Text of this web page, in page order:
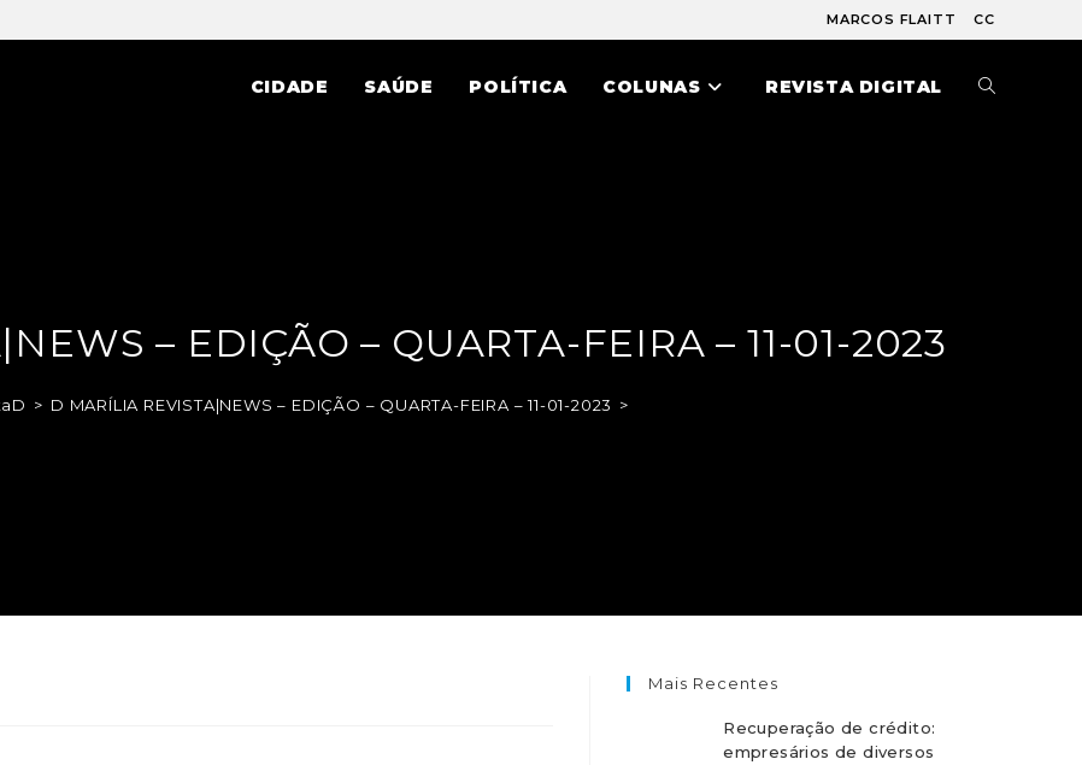
MARCOS FLAITT CC
CIDADE SAÚDE POLÍTICA COLUNAS REVISTA DIGITAL
– EDIÇÃO – QUARTA-FEIRA – 11-01-2023
> D MARÍLIA REVISTA|NEWS – EDIÇÃO – QUARTA-FEIRA – 11-01-2023 >
Mais Recentes
Recuperação de crédito:
empresários de diversos